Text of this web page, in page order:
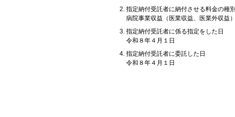
指定納付受託者に納付させる料金の種別
病院事業収益（医業収益、医業外収益）
指定納付受託者に係る指定をした日
令和８年４月１日
指定納付受託者に委託した日
令和８年４月１日